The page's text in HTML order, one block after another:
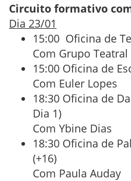
Circuito formativo
Dia 23/01
15:00 Oficina de
Com Grupo Teatral
15:00 Oficina de
Com Euler Lopes
18:30 Oficina de
Dia 1)
Com Ybine Dias
18:30 Oficina de
(+16)
Com Paula Auday